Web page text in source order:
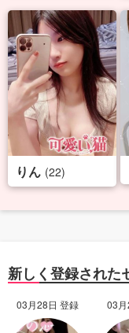
りん (22)
新しく登録された
03月28日 登録 03